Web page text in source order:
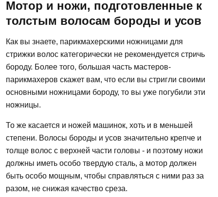
Мотор и ножи, подготовленные к
толстым волосам бороды и усов
Как вы знаете, парикмахерскими ножницами для
стрижки волос категорически не рекомендуется стричь
бороду. Более того, большая часть мастеров-
парикмахеров скажет вам, что если вы стригли своими
основными ножницами бороду, то вы уже погубили эти
ножницы.
То же касается и ножей машинок, хоть и в меньшей
степени. Волосы бороды и усов значительно крепче и
толще волос с верхней части головы - и поэтому ножи
должны иметь особо твердую сталь, а мотор должен
быть особо мощным, чтобы справляться с ними раз за
разом, не снижая качество среза.